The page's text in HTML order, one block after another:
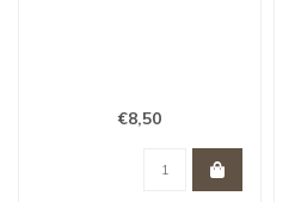
€8,50